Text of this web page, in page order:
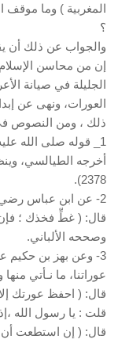
المغربية ) وما موقف
؟
والجواب عن ذلك أن
إن من محاسن الإسلام
الجليلة في صيانة
العورات، ونهى عن
ذلك ، ومن النصوص
1_ قوله صلى الله عليه وسلم:( نهيت عن التعري) .
أخرجه الطيالسي،
2378).
2- عن ابن عباس رضي
قال: ( غطِّ فخذك ؛
وصححه الألباني.
3- وعن بهز بن حكيم
عوراتنا، ما نـأتي منها
قال: ( احفظ عورتك
قلت : يا رسول الله
قال: ( إن استطعت أن